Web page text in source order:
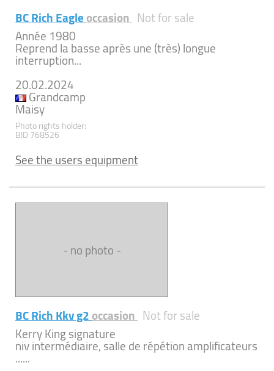
BC Rich Eagleoccasion Not for sale
Année 1980
Reprend la basse après une (très) longue
interruption...
20.02.2024
Grandcamp
Maisy
Photo rights holder:
BID 768526
See the users equipment
- no photo -
BC Rich Kkv g2occasion Not for sale
Kerry King signature
niv intermédiaire, salle de répétion amplificateurs
......